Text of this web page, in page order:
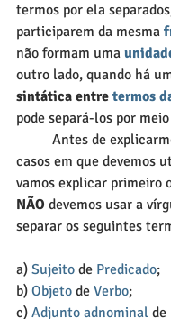
termos por ela
participarem da mesma
não formam uma
outro lado, quando há
sintática entre termos
pode separá-los por
casos em que devemos
vamos explicar primeiro
NÃO devemos usar a
separar os seguintes
a) Sujeito de Predicado;
b) Objeto de Verbo;
c) Adjunto adnominal de